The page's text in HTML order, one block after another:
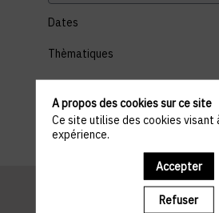
Dates
Thèmatiques
Effacer tous les filtres
A propos des cookies sur ce site
Ce site utilise des cookies visant
expérience.
Accepter
Refuser